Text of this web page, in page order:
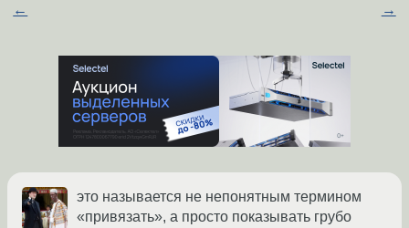
← →
это называется не непонятным термином
«привязать», а просто показывать грубо